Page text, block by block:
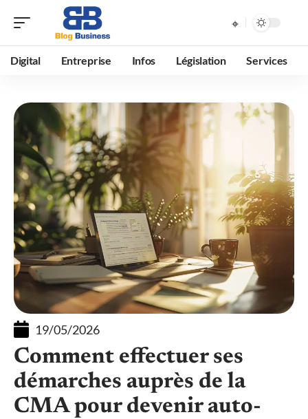
Digital Entreprise Infos Législation Services
19/05/2026
Comment effectuer ses
démarches auprès de la
CMA pour devenir auto-